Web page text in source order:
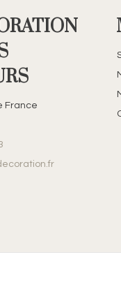
France